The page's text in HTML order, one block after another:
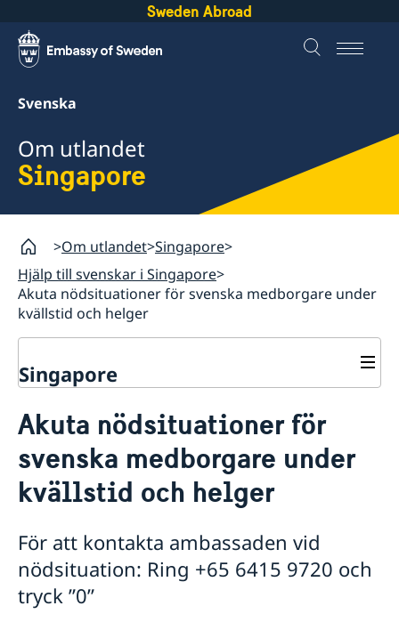
Sweden Abroad
Svenska
Om utlandet
Singapore
Om utlandet Singapore
Hjälp till svenskar i Singapore
Akuta nödsituationer för svenska medborgare under
kvällstid och helger
Singapore
Hjälp till svenskar i Singapore
Rösta från Singapore
Öppettider för förtidsröstning
Pass i Singapore
Passansökan för barn under 18 år
Samordningsnummer
Nationellt id-kort
Förlust av pass
Provisoriskt pass
Dubbelt medborgarskap
Gifta sig i Singapore
Avgifter i Singapore
Akuta nödsituationer för svenska medborgare
under kvällstid och helger
Akuta nödsituationer för
svenska medborgare under
kvällstid och helger
För att kontakta ambassaden vid
nödsituation: Ring +65 6415 9720 och
tryck ”0”